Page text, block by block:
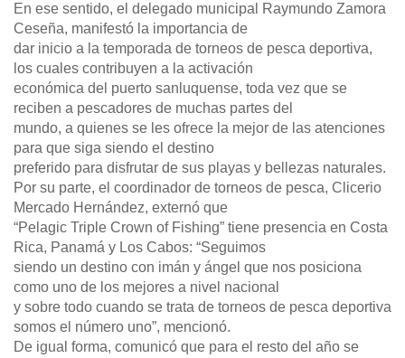
En ese sentido, el delegado municipal Raymundo Zamora
Ceseña, manifestó la importancia de
dar inicio a la temporada de torneos de pesca deportiva,
los cuales contribuyen a la activación
económica del puerto sanluquense, toda vez que se
reciben a pescadores de muchas partes del
mundo, a quienes se les ofrece la mejor de las atenciones
para que siga siendo el destino
preferido para disfrutar de sus playas y bellezas naturales.
Por su parte, el coordinador de torneos de pesca, Clicerio
Mercado Hernández, externó que
“Pelagic Triple Crown of Fishing” tiene presencia en Costa
Rica, Panamá y Los Cabos: “Seguimos
siendo un destino con imán y ángel que nos posiciona
como uno de los mejores a nivel nacional
y sobre todo cuando se trata de torneos de pesca deportiva
somos el número uno”, mencionó.
De igual forma, comunicó que para el resto del año se